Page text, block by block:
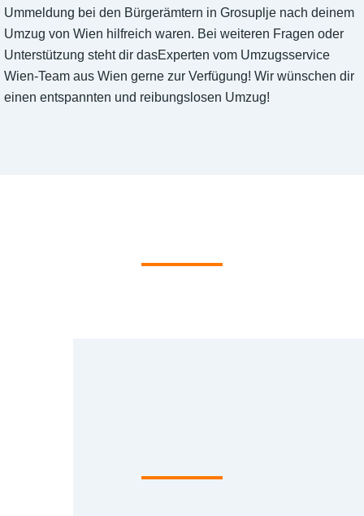
Ummeldung bei den Bürgerämtern in Grosuplje nach deinem
Umzug von Wien hilfreich waren. Bei weiteren Fragen oder
Unterstützung steht dir dasExperten vom Umzugsservice
Wien-Team aus Wien gerne zur Verfügung! Wir wünschen dir
einen entspannten und reibungslosen Umzug!